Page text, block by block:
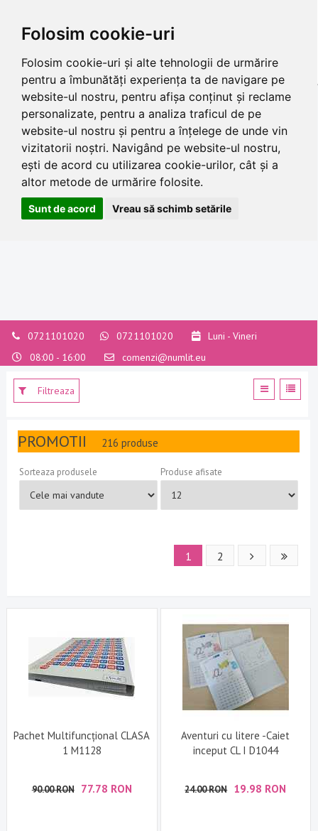
Folosim cookie-uri
Folosim cookie-uri și alte tehnologii de urmărire
pentru a îmbunătăți experiența ta de navigare pe
website-ul nostru, pentru afișa conținut și reclame
personalizate, pentru a analiza traficul de pe
website-ul nostru și pentru a înțelege de unde vin
vizitatorii noștri. Navigând pe website-ul nostru,
ești de acord cu utilizarea cookie-urilor, cât și a
altor metode de urmărire folosite.
Sunt de acord Vreau să schimb setările
0721101020 0721101020
Luni - Vineri
08:00 - 16:00
comenzi@numlit.eu
Filtreaza
PROMOTII 216 produse
Sorteaza produsele Produse afisate
1 2
Pachet Multifuncțional CLASA
1 M1128
90.00 RON 77.78 RON
Aventuri cu litere -Caiet
inceput CL I D1044
24.00 RON 19.98 RON